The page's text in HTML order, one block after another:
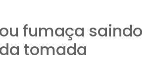
fumaça saindo
da tomada